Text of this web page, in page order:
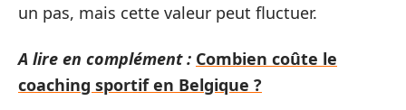
un pas, mais cette valeur peut fluctuer.
A lire en complément : Combien coûte le
coaching sportif en Belgique ?